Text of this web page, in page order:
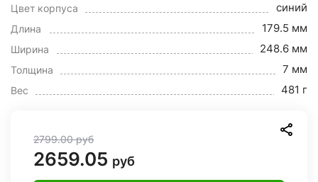
Цвет корпуса синий
Длина 179.5 мм
Ширина 248.6 мм
Толщина 7 мм
Вес 481 г
2799.00руб
2659.05 руб